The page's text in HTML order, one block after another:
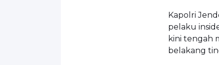
Kapolri
pelaku
kini tengah
belakang